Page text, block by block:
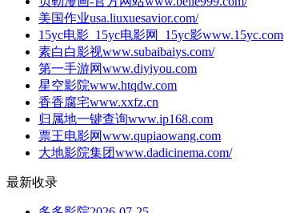
美国作业usa.liuxuesavior.com/
15yc电影_15yc电影网_15yc影www.15yc.com
素白白影视www.subaibaiys.com/
第一手游网www.diyiyou.com
星空影院www.htqdw.com
香香腐宅www.xxfz.cn
归属地一键查询www.ip168.com
票王电影网www.qupiaowang.com
大地影院集团www.dadicinema.com/
最新收录